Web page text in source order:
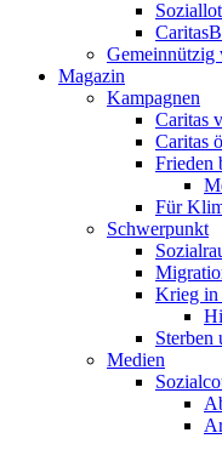
Gemeinnützig
Magazin
Kampagnen
Caritas
Caritas
Frieden
Für
Schwerpunkt
Krieg in
Sterben
Medien